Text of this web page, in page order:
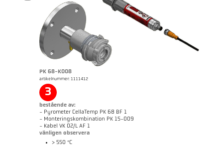
applikationsrapport CellaCombustion
teknisk rapport Optical temperature
measurement in combustion plants
PK 68-K008
artikelnummer: 1111412
3
bestående av:
- Pyrometer CellaTemp PK 68 BF 1
- Monteringskombination PK 15-009
- Kabel VK 02/L AF 1
vänligen observera
> 550 °C
broschyr CellaTemp PK PKF PKL